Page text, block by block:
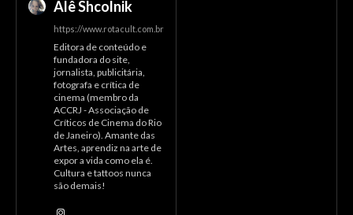
Alê Shcolnik
https://www.rotacult.com.br
Editora de conteúdo e
fundadora do site,
jornalista, publicitária,
fotografa e crítica de
cinema (membro da
ACCRJ - Associação de
Críticos de Cinema do Rio
de Janeiro). Amante das
Artes, aprendiz na arte de
expor a vida como ela é.
Cultura e tattoos nunca
são demais!